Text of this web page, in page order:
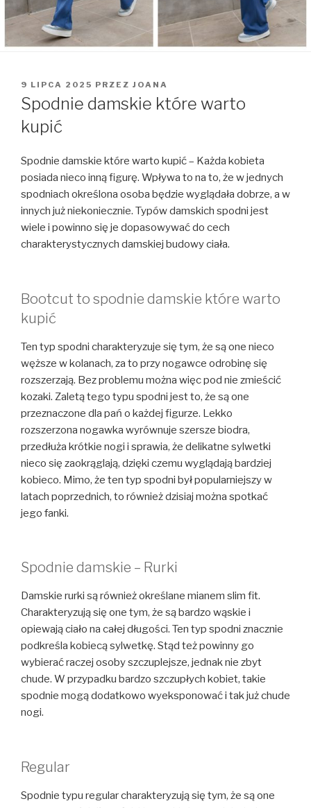
OPUBLIKOWANE
W
9 LIPCA 2025 PRZEZ JOANA
Spodnie damskie które warto
kupić
Spodnie damskie które warto kupić – Każda kobieta
posiada nieco inną figurę. Wpływa to na to, że w jednych
spodniach określona osoba będzie wyglądała dobrze, a w
innych już niekoniecznie. Typów damskich spodni jest
wiele i powinno się je dopasowywać do cech
charakterystycznych damskiej budowy ciała.
Bootcut to spodnie damskie które warto
kupić
Ten typ spodni charakteryzuje się tym, że są one nieco
węższe w kolanach, za to przy nogawce odrobinę się
rozszerzają. Bez problemu można więc pod nie zmieścić
kozaki. Zaletą tego typu spodni jest to, że są one
przeznaczone dla pań o każdej figurze. Lekko
rozszerzona nogawka wyrównuje szersze biodra,
przedłuża krótkie nogi i sprawia, że delikatne sylwetki
nieco się zaokrąglają, dzięki czemu wyglądają bardziej
kobieco. Mimo, że ten typ spodni był popularniejszy w
latach poprzednich, to również dzisiaj można spotkać
jego fanki.
Spodnie damskie – Rurki
Damskie rurki są również określane mianem slim fit.
Charakteryzują się one tym, że są bardzo wąskie i
opiewają ciało na całej długości. Ten typ spodni znacznie
podkreśla kobiecą sylwetkę. Stąd też powinny go
wybierać raczej osoby szczuplejsze, jednak nie zbyt
chude. W przypadku bardzo szczupłych kobiet, takie
spodnie mogą dodatkowo wyeksponować i tak już chude
nogi.
Regular
Spodnie typu regular charakteryzują się tym, że są one